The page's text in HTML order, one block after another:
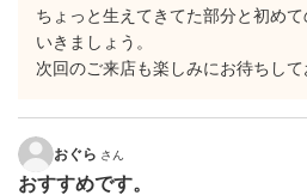
ちょっと生えてきてた部分と初め
いきましょう。
次回のご来店も楽しみにお待ちして
おぐら さん
おすすめです。